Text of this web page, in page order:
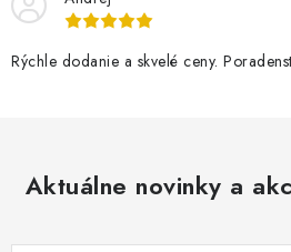
Rýchle dodanie a skvelé ceny.
Aktuálne novinky a